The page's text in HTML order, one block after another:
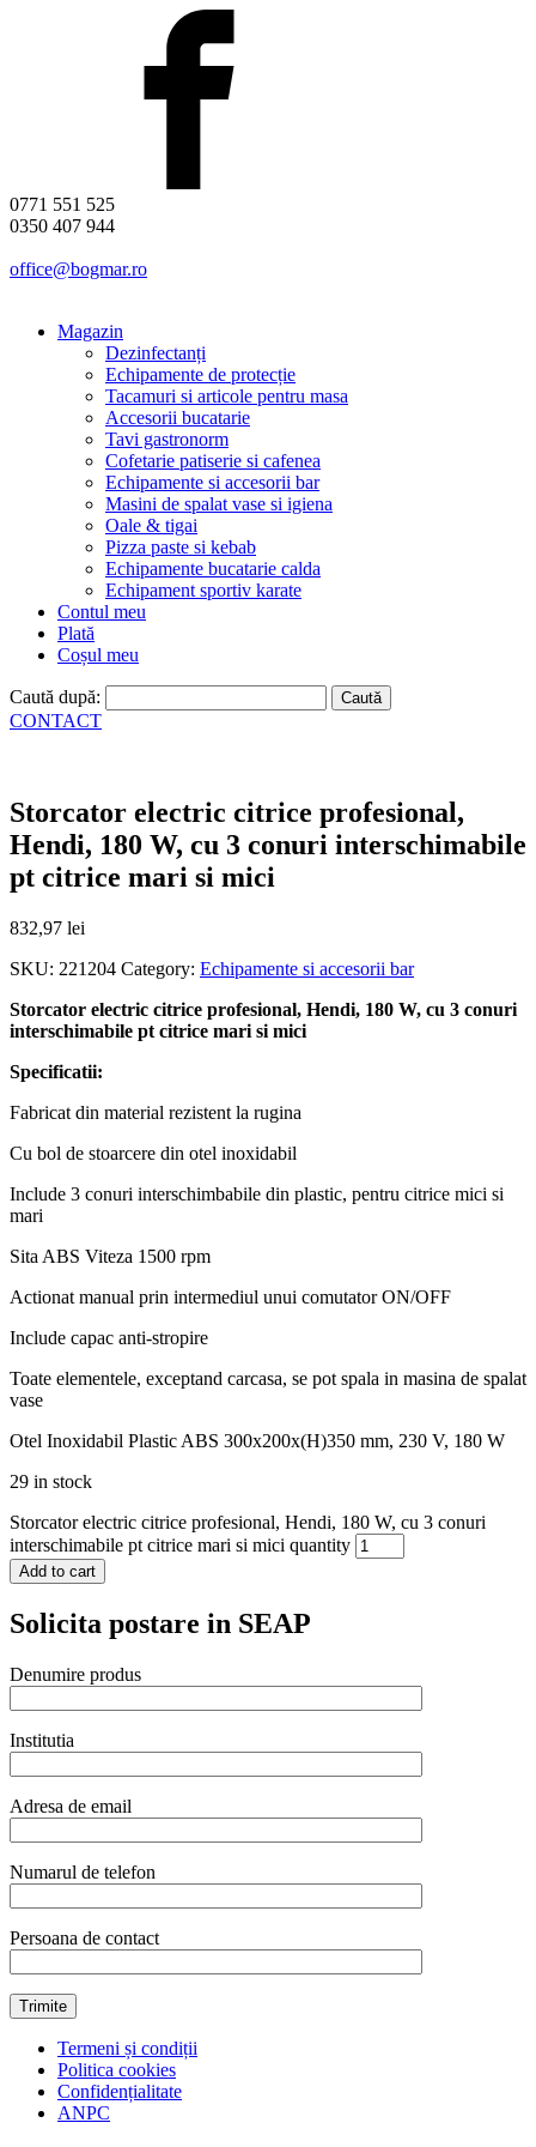
0771 551 525
0350 407 944
office@bogmar.ro
Magazin
Dezinfectanți
Echipamente de protecție
Tacamuri si articole pentru masa
Accesorii bucatarie
Tavi gastronorm
Cofetarie patiserie si cafenea
Echipamente si accesorii bar
Masini de spalat vase si igiena
Oale & tigai
Pizza paste si kebab
Echipamente bucatarie calda
Echipament sportiv karate
Contul meu
Plată
Coșul meu
Caută după:
CONTACT
Storcator electric citrice profesional,
Hendi, 180 W, cu 3 conuri interschimabile
pt citrice mari si mici
832,97 lei
SKU: 221204 Category: Echipamente si accesorii bar
Storcator electric citrice profesional, Hendi, 180 W, cu 3 conuri
interschimabile pt citrice mari si mici
Specificatii:
Fabricat din material rezistent la rugina
Cu bol de stoarcere din otel inoxidabil
Include 3 conuri interschimbabile din plastic, pentru citrice mici si
mari
Sita ABS Viteza 1500 rpm
Actionat manual prin intermediul unui comutator ON/OFF
Include capac anti-stropire
Toate elementele, exceptand carcasa, se pot spala in masina de spalat
vase
Otel Inoxidabil Plastic ABS 300x200x(H)350 mm, 230 V, 180 W
29 in stock
Storcator electric citrice profesional, Hendi, 180 W, cu 3 conuri
interschimabile pt citrice mari si mici quantity
Add to cart
Solicita postare in SEAP
Denumire produs
Institutia
Adresa de email
Numarul de telefon
Persoana de contact
Termeni și condiții
Politica cookies
Confidențialitate
ANPC